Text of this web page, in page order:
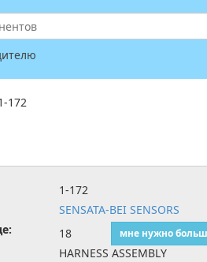
172
1-172
SENSATA-BEI SENSORS
18 мне нужно
HARNESS ASSEMBLY